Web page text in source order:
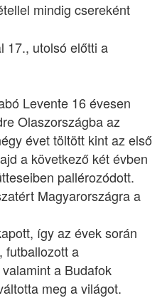
mindig csereként
17., utolsó előtti a
Levente 16 évesen
Olaszországba az
évet töltött kint az első
a következő két évben
pallérozódott.
Magyarországra a
így az évek során
futballozott a
a Budafok
meg a világot.